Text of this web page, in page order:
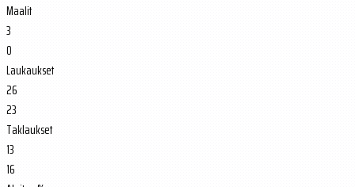
Maalit
3
0
Laukaukset
26
23
Taklaukset
13
16